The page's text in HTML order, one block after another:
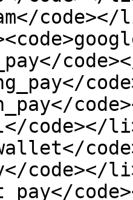
code></
code></